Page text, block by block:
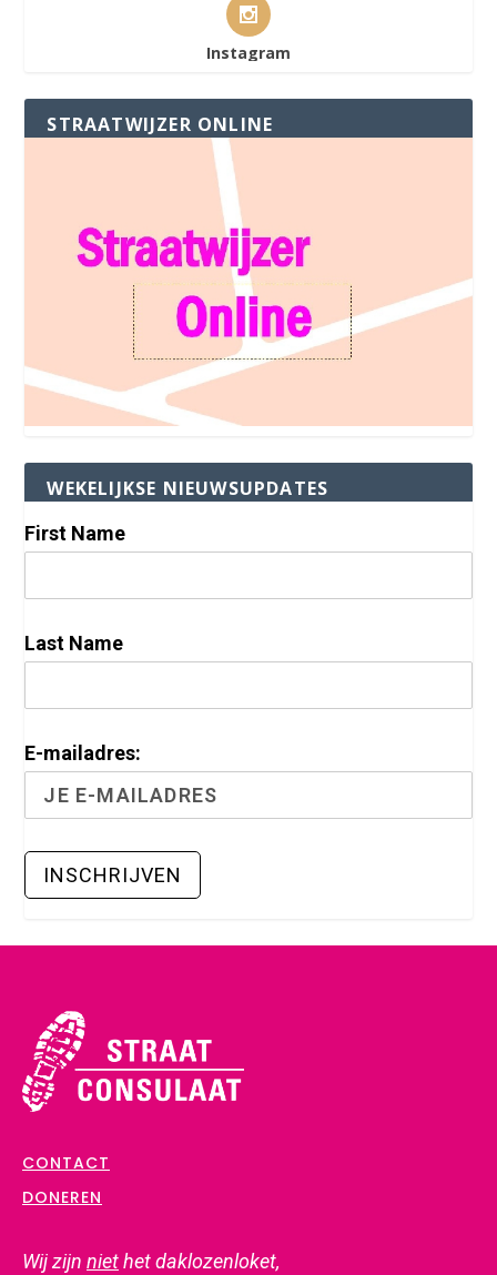
Instagram
STRAATWIJZER ONLINE
WEKELIJKSE NIEUWSUPDATES
First Name
Last Name
E-mailadres:
CONTACT
DONEREN
Wij zijn niethet daklozenloket,